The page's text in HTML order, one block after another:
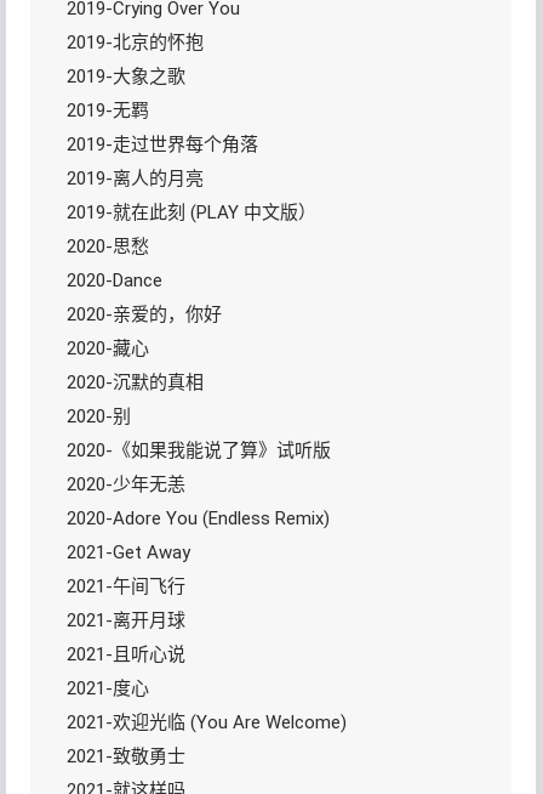
2019-Crying Over You
2019-北京的怀抱
2019-大象之歌
2019-无羁
2019-走过世界每个角落
2019-离人的月亮
2019-就在此刻 (PLAY 中文版）
2020-思愁
2020-Dance
2020-亲爱的，你好
2020-藏心
2020-沉默的真相
2020-别
2020-《如果我能说了算》试听版
2020-少年无恙
2020-Adore You (Endless Remix)
2021-Get Away
2021-午间飞行
2021-离开月球
2021-且听心说
2021-度心
2021-欢迎光临 (You Are Welcome)
2021-致敬勇士